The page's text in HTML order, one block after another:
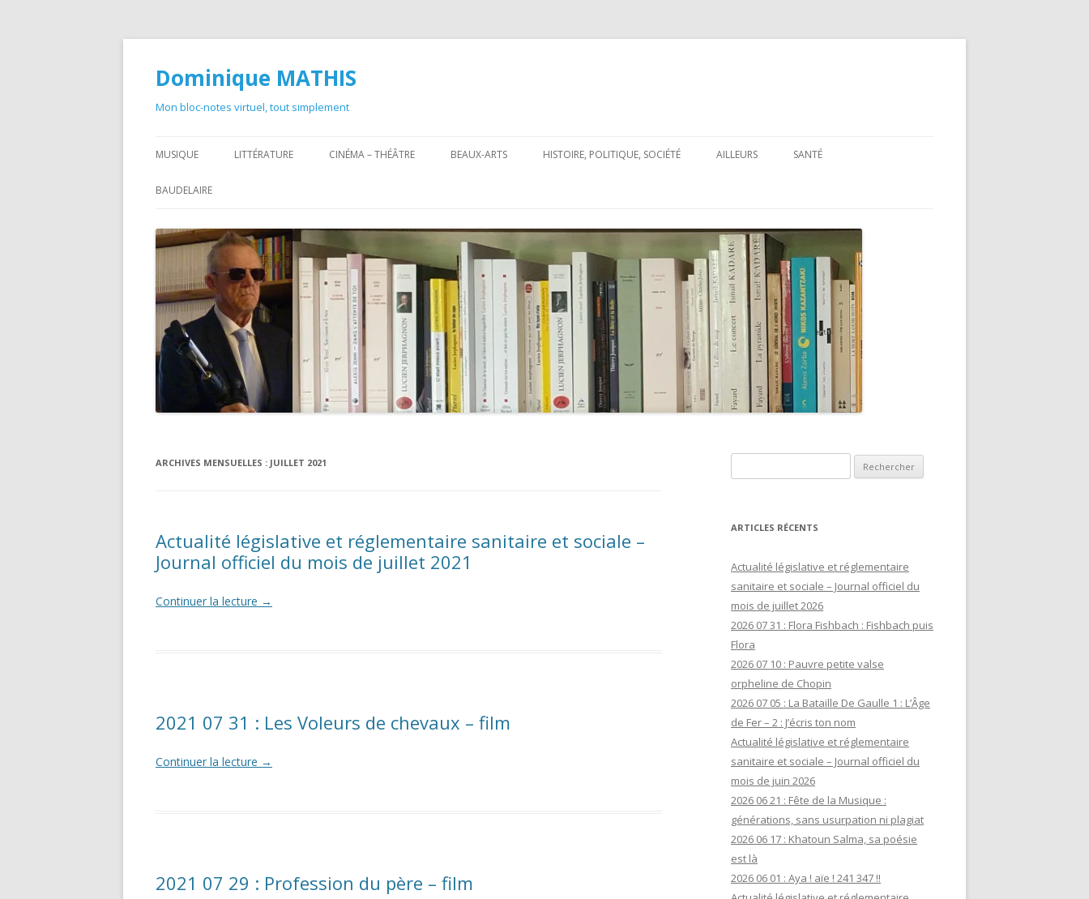
Dominique MATHIS
Mon bloc-notes virtuel, tout simplement
au
contenu
MUSIQUE LITTÉRATURE CINÉMA – THÉÂTRE BEAUX-ARTS HISTOIRE, POLITIQUE, SOCIÉTÉ AILLEURS SANTÉ
SANTÉ : RUBRIQUE LÉGISLATIVE &
RÉGLEMENTAIRE
MON PARCOURS
BAUDELAIRE
ARCHIVES MENSUELLES : JUILLET 2021
Actualité législative et réglementaire sanitaire et sociale –
Journal officiel du mois de juillet 2021
Continuer la lecture →
2021 07 31 : Les Voleurs de chevaux – film
Continuer la lecture →
2021 07 29 : Profession du père – film
ARTICLES RÉCENTS
Actualité législative et réglementaire
sanitaire et sociale – Journal officiel du
mois de juillet 2026
2026 07 31 : Flora Fishbach : Fishbach puis
Flora
2026 07 10 : Pauvre petite valse
orpheline de Chopin
2026 07 05 : La Bataille De Gaulle 1 : L’Âge
de Fer – 2 : J’écris ton nom
Actualité législative et réglementaire
sanitaire et sociale – Journal officiel du
mois de juin 2026
2026 06 21 : Fête de la Musique :
générations, sans usurpation ni plagiat
2026 06 17 : Khatoun Salma, sa poésie
est là
2026 06 01 : Aya ! aïe ! 241 347 !!